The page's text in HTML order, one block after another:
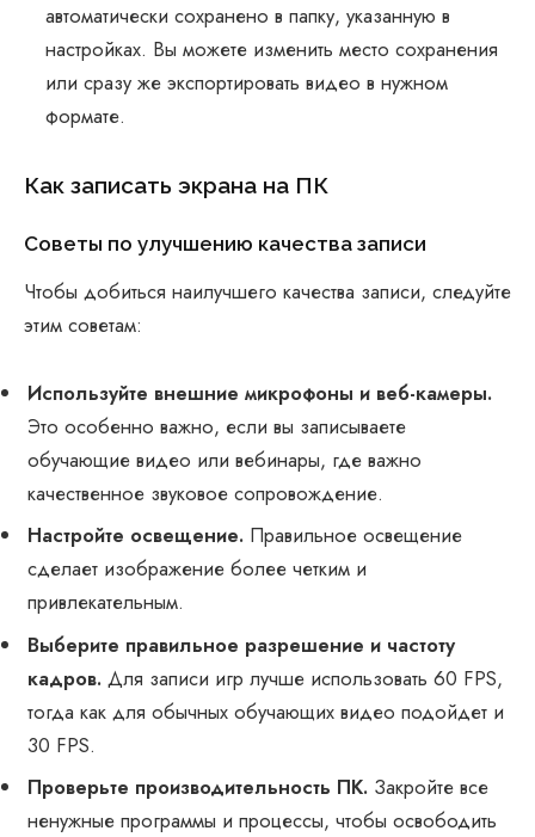
автоматически сохранено в папку, указанную в
настройках. Вы можете изменить место сохранения
или сразу же экспортировать видео в нужном
формате.
Как записать экрана на ПК
Советы по улучшению качества записи
Чтобы добиться наилучшего качества записи, следуйте
этим советам:
Используйте внешние микрофоны и веб-камеры.
Это особенно важно, если вы записываете
обучающие видео или вебинары, где важно
качественное звуковое сопровождение.
Настройте освещение. Правильное освещение
сделает изображение более четким и
привлекательным.
Выберите правильное разрешение и частоту
кадров. Для записи игр лучше использовать 60 FPS,
тогда как для обычных обучающих видео подойдет и
30 FPS.
Проверьте производительность ПК. Закройте все
ненужные программы и процессы, чтобы освободить